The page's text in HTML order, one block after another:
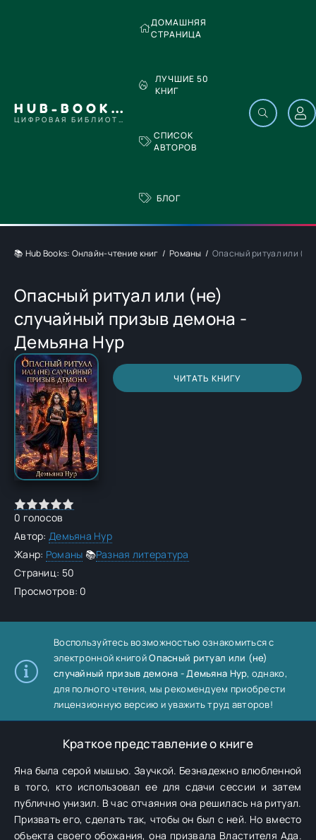
HUB-BOOKS.COM
ЦИФРОВАЯ БИБЛИОТЕКА
ДОМАШНЯЯ
СТРАНИЦА
ЛУЧШИЕ 50
КНИГ
СПИСОК
АВТОРОВ
БЛОГ
📚 Hub Books: Онлайн-чтение книг Романы Опасный ритуал или
Опасный ритуал или (не)
случайный призыв демона -
Демьяна Нур
ЧИТАТЬ КНИГУ
0 голосов
Автор: Демьяна Нур
Жанр: Романы 📚Разная литература
Страниц: 50
Просмотров: 0
Воспользуйтесь возможностью ознакомиться с
электронной книгойОпасный ритуал или (не)
случайный призыв демона - Демьяна Нур, однако,
для полного чтения, мы рекомендуем приобрести
лицензионную версию и уважить труд авторов!
Краткое представление о книге
Яна была серой мышью. Заучкой. Безнадежно влюбленной
в того, кто использовал ее для сдачи сессии и затем
публично унизил. В час отчаяния она решилась на ритуал.
Призвать его, сделать так, чтобы он был с ней. Но вместо
объекта своего обожания, она призвала Властителя Ада.